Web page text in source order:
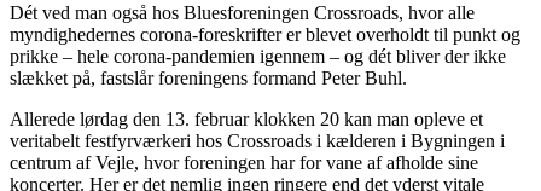
Dét ved man også hos Bluesforeningen Crossroads, hvor alle
myndighedernes corona-foreskrifter er blevet overholdt til punkt og
prikke – hele corona-pandemien igennem – og dét bliver der ikke
slækket på, fastslår foreningens formand Peter Buhl.
Allerede lørdag den 13. februar klokken 20 kan man opleve et
veritabelt festfyrværkeri hos Crossroads i kælderen i Bygningen i
centrum af Vejle, hvor foreningen har for vane af afholde sine
koncerter. Her er det nemlig ingen ringere end det yderst vitale